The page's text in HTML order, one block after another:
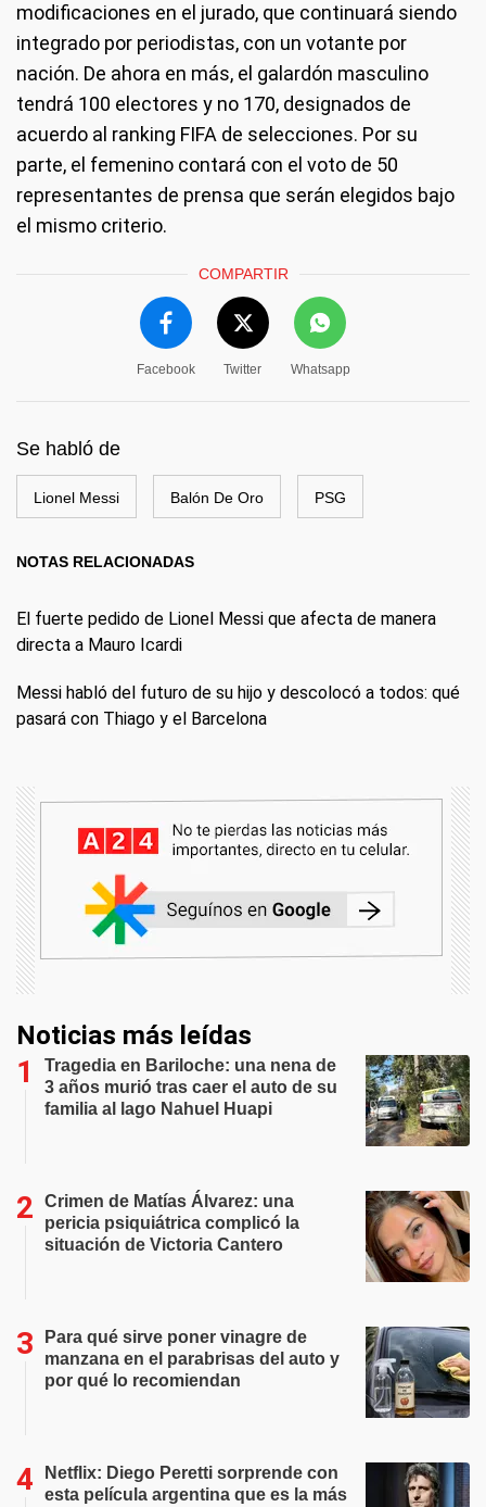
modificaciones en el jurado, que continuará siendo
integrado por periodistas, con un votante por
nación. De ahora en más, el galardón masculino
tendrá 100 electores y no 170, designados de
acuerdo al ranking FIFA de selecciones. Por su
parte, el femenino contará con el voto de 50
representantes de prensa que serán elegidos bajo
el mismo criterio.
COMPARTIR
Facebook Twitter Whatsapp
Se habló de
Lionel Messi Balón De Oro PSG
NOTAS RELACIONADAS
El fuerte pedido de Lionel Messi que afecta de manera
directa a Mauro Icardi
Messi habló del futuro de su hijo y descolocó a todos: qué
pasará con Thiago y el Barcelona
Noticias más leídas
Tragedia en Bariloche: una nena de
3 años murió tras caer el auto de su
familia al lago Nahuel Huapi
Crimen de Matías Álvarez: una
pericia psiquiátrica complicó la
situación de Victoria Cantero
Para qué sirve poner vinagre de
manzana en el parabrisas del auto y
por qué lo recomiendan
Netflix: Diego Peretti sorprende con
esta película argentina que es la más